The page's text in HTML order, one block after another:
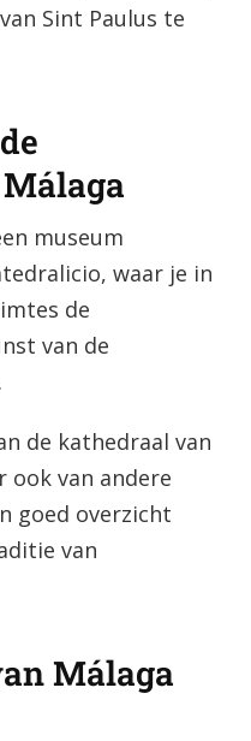
Sint Paulus te
museum
waar je in
de
van de
de kathedraal van
ook van andere
goed overzicht
van
Málaga